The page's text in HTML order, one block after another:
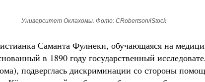
Университет Оклахомы. Фото: CRobertson/iStock
Саманта Фулнеки, обучающаяся на
в 1890 году государственный
подверглась дискриминации со стороны